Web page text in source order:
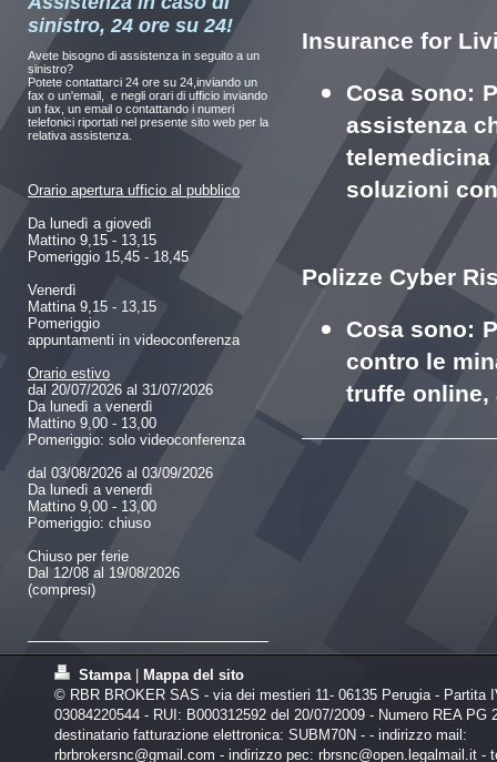
Insurance for
Cosa sono:
assistenza
soluzioni
Polizze Cyber
Cosa sono:
contro le
truffe online,
sinistro, 24 ore su 24!
Avete bisogno di assistenza in seguito a un
sinistro?
Potete contattarci 24 ore su 24,inviando un
fax o un'email, e negli orari di ufficio inviando
un fax, un email o contattando i numeri
telefonici riportati nel presente sito web per la
relativa assistenza.
Orario apertura ufficio al pubblico
Da lunedì a giovedì
Mattino 9,15 - 13,15
Pomeriggio 15,45 - 18,45
Venerdì
Mattina 9,15 - 13,15
Pomeriggio
appuntamenti in videoconferenza
Orario estivo
dal 20/07/2026 al 31/07/2026
Da lunedì a venerdì
Mattino 9,00 - 13,00
Pomeriggio: solo videoconferenza
dal 03/08/2026 al 03/09/2026
Da lunedì a venerdì
Mattino 9,00 - 13,00
Pomeriggio: chiuso
Chiuso per ferie
Dal 12/08 al 19/08/2026
(compresi)
Stampa
Mappa del sito
© RBR BROKER SAS - via dei mestieri 11- 06135 Perugia - Partita
03084220544 - RUI: B000312592 del 20/07/2009 - Numero REA PG
destinatario fatturazione elettronica: SUBM70N - - indirizzo mail:
rbrbrokersnc@gmail.com - indirizzo pec: rbrsnc@open.legalmail.it -